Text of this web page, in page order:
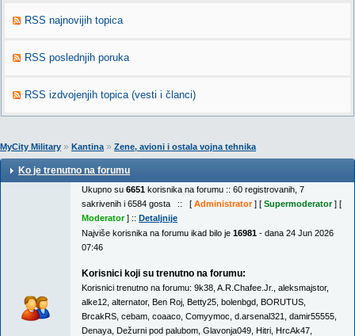
RSS najnovijih topica
RSS poslednjih poruka
RSS izdvojenjih topica (vesti i članci)
MyCity Military » Kantina» Zene, avioni i ostala vojna tehnika
Ko je trenutno na forumu
Ukupno su 6651 korisnika na forumu :: 60 registrovanih, 7
sakrivenih i 6584 gosta :: [ Administrator] [ Supermoderator] [
Moderator] :: Detaljnije
Najviše korisnika na forumu ikad bilo je 16981 - dana 24 Jun 2026
07:46
Korisnici koji su trenutno na forumu:
Korisnici trenutno na forumu: 9k38 A.R.Chafee.Jr. aleksmajstor,
alke12 alternator, Ben Roj Betty25 bolenbgd BORUTUS
BrcakRS cebam coaaco Comyymoc d.arsenal321 damir55555
Denaya Dežurni pod palubom Glavonja049 Hitri HrcAk47